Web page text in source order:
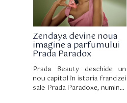
Zendaya devine noua
imagine a parfumului
Prada Paradox
Prada Beauty deschide un
nou capitol în istoria francizei
sale Prada Paradoxe, numind-